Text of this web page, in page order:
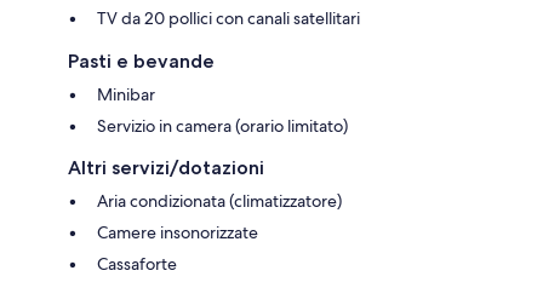
TV da 20 pollici con canali satellitari
Pasti e bevande
Minibar
Servizio in camera (orario limitato)
Altri servizi/dotazioni
Aria condizionata (climatizzatore)
Camere insonorizzate
Cassaforte